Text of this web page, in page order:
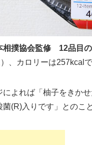
相撲協会監修 12品目
、カロリーは257kcalで
よれば「柚子をきか
(R)入りです」とのこと